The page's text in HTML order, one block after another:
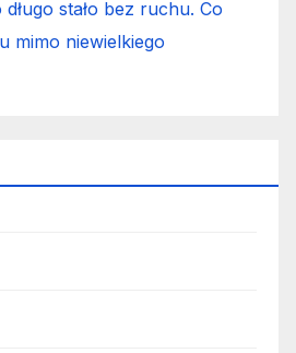
długo stało bez ruchu. Co
mimo niewielkiego